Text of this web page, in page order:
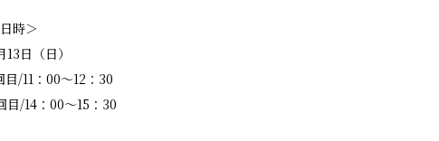
時＞
13日（日）
目/11：00～12：30
目/14：00～15：30